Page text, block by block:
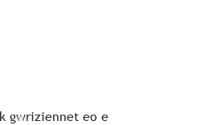
gwriziennet eo e